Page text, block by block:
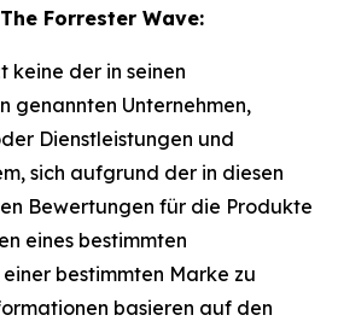
Forrester Wave:
keine der in seinen
genannten Unternehmen,
Dienstleistungen und
sich aufgrund der in diesen
Bewertungen für die Produkte
eines bestimmten
bestimmten Marke zu
basieren auf den